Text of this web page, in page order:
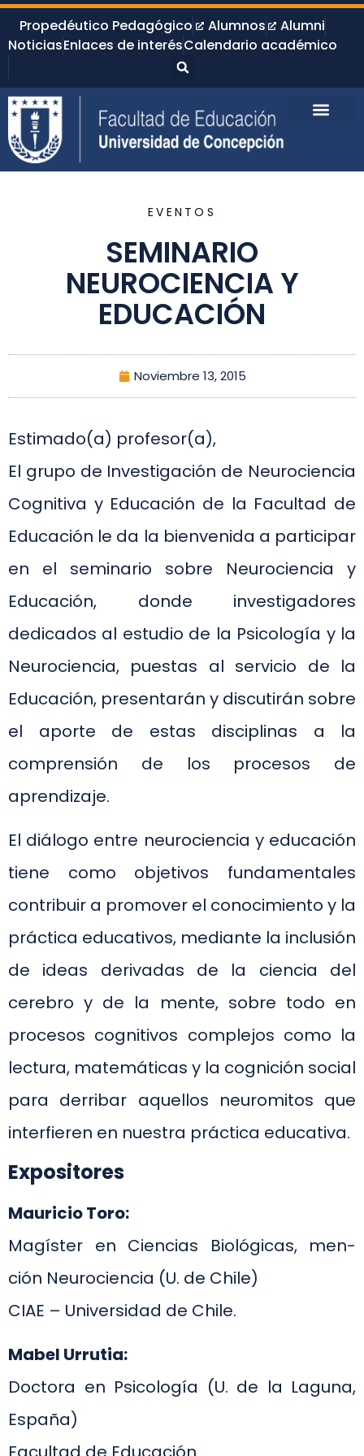
Propedéutico Pedagógico Alumnos
Alumni
NoticiasEnlaces de interésCalendario académico
EVENTOS
SEMINARIO
NEUROCIENCIA Y
EDUCACIÓN
Noviembre 13, 2015
Estimado(a) profesor(a),
El grupo de Investigación de Neurociencia
Cognitiva y Educación de la Facultad de
Educación le da la bienvenida a participar
en el seminario sobre Neurociencia y
Educación, donde investigadores
dedicados al estudio de la Psicología y la
Neurociencia, puestas al servicio de la
Educación, presentarán y discutirán sobre
el aporte de estas disciplinas a la
comprensión de los procesos de
aprendizaje.
El diálogo entre neurociencia y educación
tiene como objetivos fundamentales
contribuir a promover el conocimiento y la
práctica educativos, mediante la inclusión
de ideas derivadas de la ciencia del
cerebro y de la mente, sobre todo en
procesos cognitivos complejos como la
lectura, matemáticas y la cognición social
para derribar aquellos neuromitos que
interfieren en nuestra práctica educativa.
Expositores
Mauricio Toro:
Magíster en Ciencias Biológicas, men-
ción Neurociencia (U. de Chile)
CIAE – Universidad de Chile.
Mabel Urrutia:
Doctora en Psicología (U. de la Laguna,
España)